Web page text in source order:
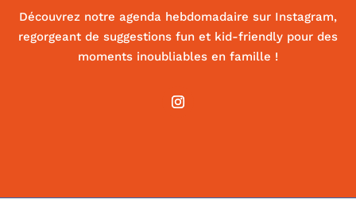
Découvrez notre agenda hebdomadaire sur Instagram,
regorgeant de suggestions fun et kid-friendly pour des
moments inoubliables en famille !